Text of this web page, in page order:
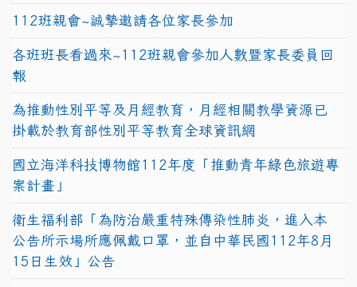
112班親會~誠摯邀請各位家長參加
各班班長看過來~112班親會參加人數暨家長委員回
報
為推動性別平等及月經教育，月經相關教學資源已
掛載於教育部性別平等教育全球資訊網
國立海洋科技博物館112年度「推動青年綠色旅遊專
案計畫」
衛生福利部「為防治嚴重特殊傳染性肺炎，進入本
公告所示場所應佩戴口罩，並自中華民國112年8月
15日生效」公告